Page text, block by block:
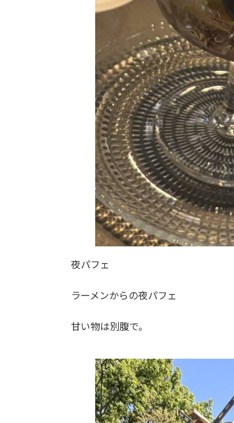
夜パフェ
ラーメンからの夜パフェ
甘い物は別腹で。